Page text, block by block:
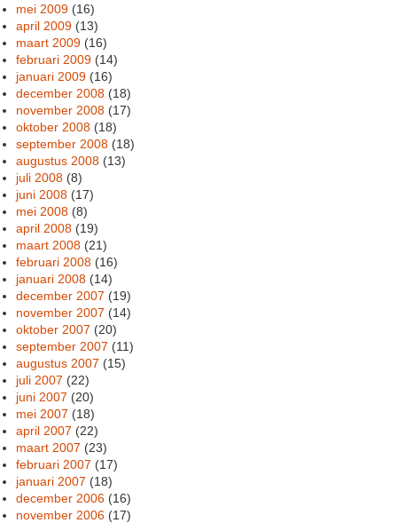
mei 2009 (16)
april 2009 (13)
maart 2009 (16)
februari 2009 (14)
januari 2009 (16)
december 2008 (18)
november 2008 (17)
oktober 2008 (18)
september 2008 (18)
augustus 2008 (13)
juli 2008 (8)
juni 2008 (17)
mei 2008 (8)
april 2008 (19)
maart 2008 (21)
februari 2008 (16)
januari 2008 (14)
december 2007 (19)
november 2007 (14)
oktober 2007 (20)
september 2007 (11)
augustus 2007 (15)
juli 2007 (22)
juni 2007 (20)
mei 2007 (18)
april 2007 (22)
maart 2007 (23)
februari 2007 (17)
januari 2007 (18)
december 2006 (16)
november 2006 (17)